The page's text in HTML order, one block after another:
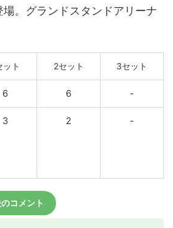
。グランドスタンドアリーナ
ット 2セット 3セット
6 6 -
3 2 -
コメント